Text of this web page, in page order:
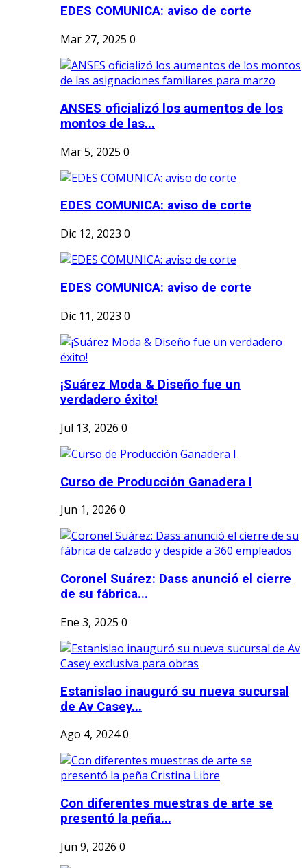
EDES COMUNICA: aviso de corte
Mar 27, 2025 0
ANSES oficializó los aumentos de los
montos de las...
Mar 5, 2025 0
EDES COMUNICA: aviso de corte
Dic 12, 2023 0
EDES COMUNICA: aviso de corte
Dic 11, 2023 0
¡Suárez Moda & Diseño fue un
verdadero éxito!
Jul 13, 2026 0
Curso de Producción Ganadera I
Jun 1, 2026 0
Coronel Suárez: Dass anunció el cierre
de su fábrica...
Ene 3, 2025 0
Estanislao inauguró su nueva sucursal
de Av Casey...
Ago 4, 20240
Con diferentes muestras de arte se
presentó la peña...
Jun 9, 2026 0